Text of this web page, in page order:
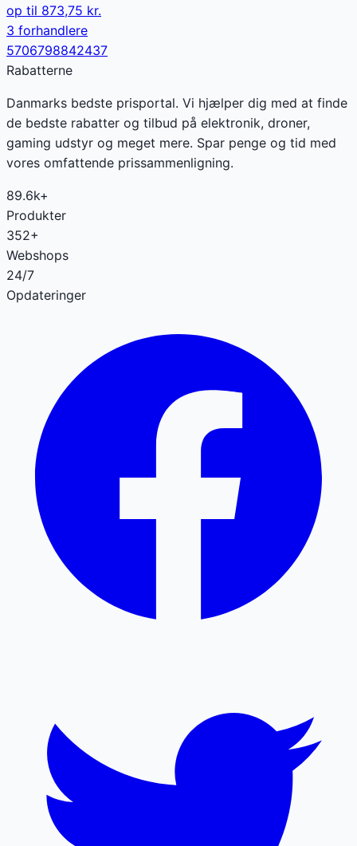
op til 873,75 kr.
3 forhandlere
5706798842437
Rabatterne
Danmarks bedste prisportal. Vi hjælper dig med at finde
de bedste rabatter og tilbud på elektronik, droner,
gaming udstyr og meget mere. Spar penge og tid med
vores omfattende prissammenligning.
89.6k+
Produkter
352+
Webshops
24/7
Opdateringer